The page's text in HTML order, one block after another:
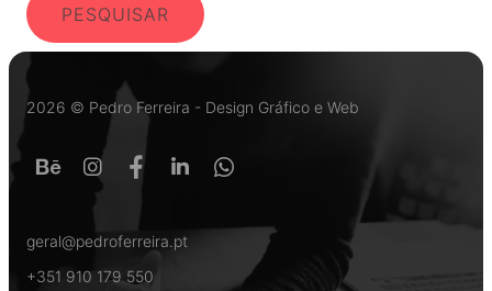
2026 © Pedro Ferreira - Design Gráfico e Web
geral@pedroferreira.pt
+351 910 179 550